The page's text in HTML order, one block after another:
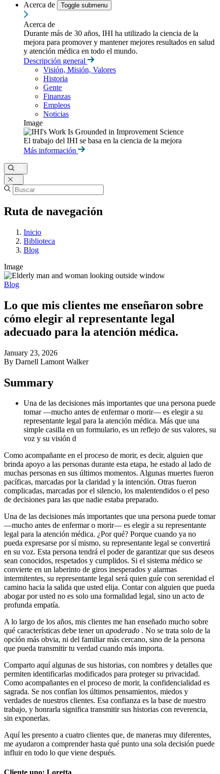
Acerca de
Toggle submenu
Acerca de
Durante más de 30 años, IHI ha utilizado la ciencia de la
mejora para promover y mantener mejores resultados en salud
y atención médica en todo el mundo.
Descripción general
Visión, Misión, Valores
Historia
Gente
Finanzas
Empleos
Noticias
Image
El trabajo del IHI se basa en la ciencia de la mejora
Más información
Ruta de navegación
Inicio
Biblioteca
Blog
Image
Blog
Lo que mis clientes me enseñaron sobre
cómo elegir al representante legal
adecuado para la atención médica.
January 23, 2026
By Darnell Lamont Walker
Summary
Una de las decisiones más importantes que una persona puede
tomar —mucho antes de enfermar o morir— es elegir a su
representante legal para la atención médica. Más que una
simple casilla en un formulario, es un reflejo de sus valores, su
voz y su visión d
Como acompañante en el proceso de morir, es decir, alguien que
brinda apoyo a las personas durante esta etapa, he estado al lado de
muchas personas en sus últimos momentos. Algunas muertes fueron
pacíficas, marcadas por la claridad y la intención. Otras fueron
complicadas, marcadas por el silencio, los malentendidos o el peso
de decisiones para las que nadie estaba preparado.
Una de las decisiones más importantes que una persona puede tomar
—mucho antes de enfermar o morir— es elegir a su representante
legal para la atención médica. ¿Por qué? Porque cuando ya no
pueda expresarse por sí mismo, su representante legal se convertirá
en su voz. Esta persona tendrá el poder de garantizar que sus deseos
sean conocidos, respetados y cumplidos. Si el sistema médico se
convierte en un laberinto de giros inesperados y alarmas
intermitentes, su representante legal será quien guíe con serenidad el
camino hacia la salida que usted elija. Contar con alguien que pueda
abogar por usted no es solo una formalidad legal, sino un acto de
profunda empatía.
A lo largo de los años, mis clientes me han enseñado mucho sobre
qué características debe tener un apoderado . No se trata solo de la
opción más obvia, ni del familiar más cercano, sino de la persona
que pueda transmitir tu verdad cuando más importa.
Comparto aquí algunas de sus historias, con nombres y detalles que
permiten identificarlas modificados para proteger su privacidad.
Como acompañantes en el proceso de morir, la confidencialidad es
sagrada. Se nos confían los últimos pensamientos, miedos y
verdades de nuestros clientes. Esa confianza es la base de nuestro
trabajo, y honrarla significa transmitir sus historias con reverencia,
sin exponerlas.
Aquí les presento a cuatro clientes que, de maneras muy diferentes,
me ayudaron a comprender hasta qué punto una sola decisión puede
influir en todo lo que viene después.
Cliente uno: Loretta